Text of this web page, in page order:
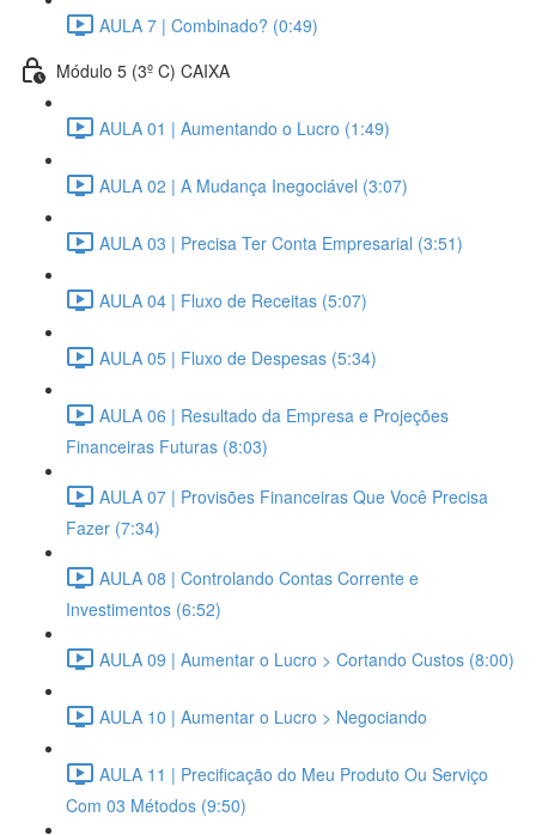
AULA 7 | Combinado? (0:49)
Módulo 5 (3º C) CAIXA
AULA 01 | Aumentando o Lucro (1:49)
AULA 02 | A Mudança Inegociável (3:07)
AULA 03 | Precisa Ter Conta Empresarial (3:51)
AULA 04 | Fluxo de Receitas (5:07)
AULA 05 | Fluxo de Despesas (5:34)
AULA 06 | Resultado da Empresa e Projeções
Financeiras Futuras (8:03)
AULA 07 | Provisões Financeiras Que Você Precisa
Fazer (7:34)
AULA 08 | Controlando Contas Corrente e
Investimentos (6:52)
AULA 09 | Aumentar o Lucro > Cortando Custos (8:00)
AULA 10 | Aumentar o Lucro > Negociando
AULA 11 | Precificação do Meu Produto Ou Serviço
Com 03 Métodos (9:50)